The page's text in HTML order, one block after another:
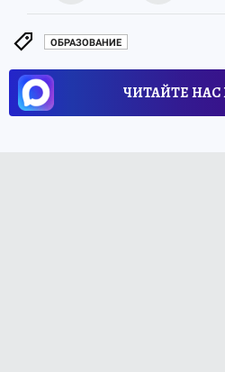
ОБРАЗОВАНИЕ
ЧИТАЙТЕ НАС